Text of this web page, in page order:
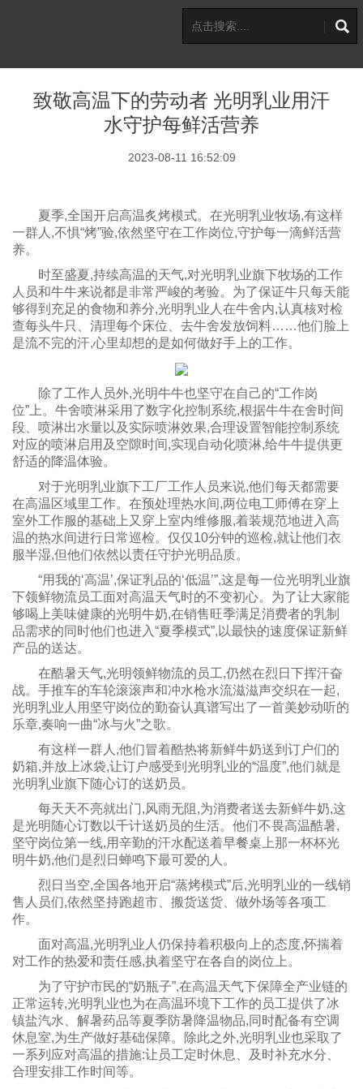
致敬高温下的劳动者 光明乳业用汗
水守护每鲜活营养
2023-08-11 16:52:09
夏季,全国开启高温炙烤模式。在光明乳业牧场,有这样
一群人,不惧“烤”验,依然坚守在工作岗位,守护每一滴鲜活营
养。
时至盛夏,持续高温的天气,对光明乳业旗下牧场的工作
人员和牛牛来说都是非常严峻的考验。为了保证牛只每天能
够得到充足的食物和养分,光明乳业人在牛舍内,认真核对检
查每头牛只、清理每个床位、去牛舍发放饲料……他们脸上
是流不完的汗,心里却想的是如何做好手上的工作。
除了工作人员外,光明牛牛也坚守在自己的“工作岗
位”上。牛舍喷淋采用了数字化控制系统,根据牛牛在舍时间
段、喷淋出水量以及实际喷淋效果,合理设置智能控制系统
对应的喷淋启用及空隙时间,实现自动化喷淋,给牛牛提供更
舒适的降温体验。
对于光明乳业旗下工厂工作人员来说,他们每天都需要
在高温区域里工作。在预处理热水间,两位电工师傅在穿上
室外工作服的基础上又穿上室内维修服,着装规范地进入高
温的热水间进行日常巡检。仅仅10分钟的巡检,就让他们衣
服半湿,但他们依然以责任守护光明品质。
“用我的‘高温’,保证乳品的‘低温’”,这是每一位光明乳业旗
下领鲜物流员工面对高温天气时的不变初心。为了让大家能
够喝上美味健康的光明牛奶,在销售旺季满足消费者的乳制
品需求的同时他们也进入“夏季模式”,以最快的速度保证新鲜
产品的送达。
在酷暑天气,光明领鲜物流的员工,仍然在烈日下挥汗奋
战。手推车的车轮滚滚声和冲水枪水流滋滋声交织在一起,
光明乳业人用坚守岗位的勤奋认真谱写出了一首美妙动听的
乐章,奏响一曲“冰与火”之歌。
有这样一群人,他们冒着酷热将新鲜牛奶送到订户们的
奶箱,并放上冰袋,让订户感受到光明乳业的“温度”,他们就是
光明乳业旗下随心订的送奶员。
每天天不亮就出门,风雨无阻,为消费者送去新鲜牛奶,这
是光明随心订数以千计送奶员的生活。他们不畏高温酷暑,
坚守岗位第一线,用辛勤的汗水配送着早餐桌上那一杯杯光
明牛奶,他们是烈日蝉鸣下最可爱的人。
烈日当空,全国各地开启“蒸烤模式”后,光明乳业的一线销
售人员们,依然坚持跑超市、搬货送货、做外场等各项工
作。
面对高温,光明乳业人仍保持着积极向上的态度,怀揣着
对工作的热爱和责任感,执着坚守在各自的岗位上。
为了守护市民的“奶瓶子”,在高温天气下保障全产业链的
正常运转,光明乳业也为在高温环境下工作的员工提供了冰
镇盐汽水、解暑药品等夏季防暑降温物品,同时配备有空调
休息室,为生产做好基础保障。除此之外,光明乳业也采取了
一系列应对高温的措施:让员工定时休息、及时补充水分、
合理安排工作时间等。